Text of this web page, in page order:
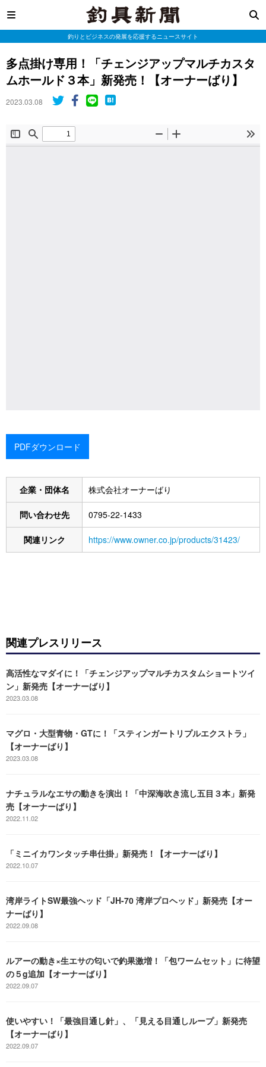
釣りとビジネスの発展を応援するニュースサイト
多点掛け専用！「チェンジアップマルチカスタ
ムホールド３本」新発売！【オーナーばり】
2023.03.08
PDFダウンロード
企業・団体名 株式会社オーナーばり
問い合わせ先 0795-22-1433
関連リンク https://www.owner.co.jp/products/31423/
関連プレスリリース
高活性なマダイに！「チェンジアップマルチカスタムショートツイ
ン」新発売【オーナーばり】
2023.03.08
マグロ・大型青物・GTに！「スティンガートリプルエクストラ」
【オーナーばり】
2023.03.08
ナチュラルなエサの動きを演出！「中深海吹き流し五目３本」新発
売【オーナーばり】
2022.11.02
「ミニイカワンタッチ串仕掛」新発売！【オーナーばり】
2022.10.07
湾岸ライトSW最強ヘッド「JH-70 湾岸プロヘッド」新発売【オー
ナーばり】
2022.09.08
ルアーの動き×生エサの匂いで釣果激増！「包ワームセット」に待望
の５g追加【オーナーばり】
2022.09.07
使いやすい！「最強目通し針」、「見える目通しループ」新発売
【オーナーばり】
2022.09.07